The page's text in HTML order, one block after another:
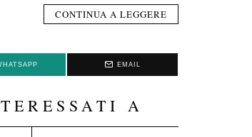
CONTINUA A LEGGERE
EMAIL
A